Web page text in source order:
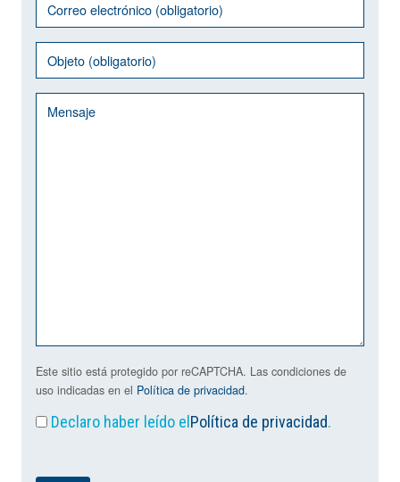
Este sitio está protegido por reCAPTCHA. Las condiciones de
uso indicadas en el Política de privacidad.
Declaro haber leído el Política de privacidad.